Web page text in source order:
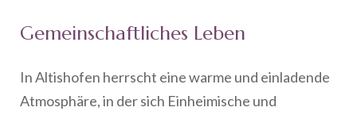
Gemeinschaftliches Leben
In Altishofen herrscht eine warme und einladende
Atmosphäre, in der sich Einheimische und